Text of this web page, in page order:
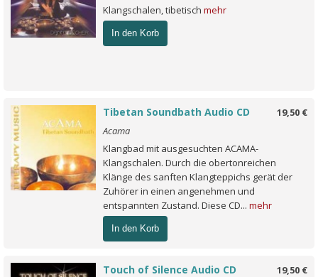
Klangschalen, tibetisch mehr
In den Korb
19,50 €
Tibetan Soundbath Audio CD
Acama
Klangbad mit ausgesuchten ACAMA-
Klangschalen. Durch die obertonreichen
Klänge des sanften Klangteppichs gerät der
Zuhörer in einen angenehmen und
entspannten Zustand. Diese CD... mehr
In den Korb
19,50 €
Touch of Silence Audio CD